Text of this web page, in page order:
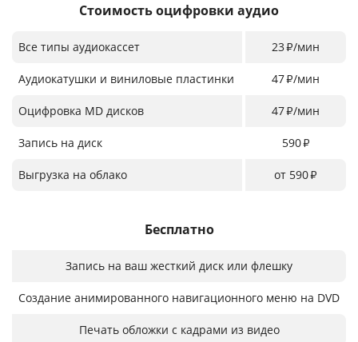
Стоимость оцифровки аудио
Все типы аудиокассет 23₽/мин
Аудиокатушки и виниловые пластинки 47₽/мин
Оцифровка MD дисков 47₽/мин
Запись на диск 590₽
Выгрузка на облако от 590₽
Бесплатно
Запись на ваш жесткий диск или флешку
Создание анимированного навигационного меню на DVD
Печать обложки с кадрами из видео